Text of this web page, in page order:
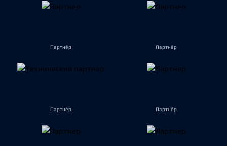
Партнёр Партнёр
Партнёр Партнёр